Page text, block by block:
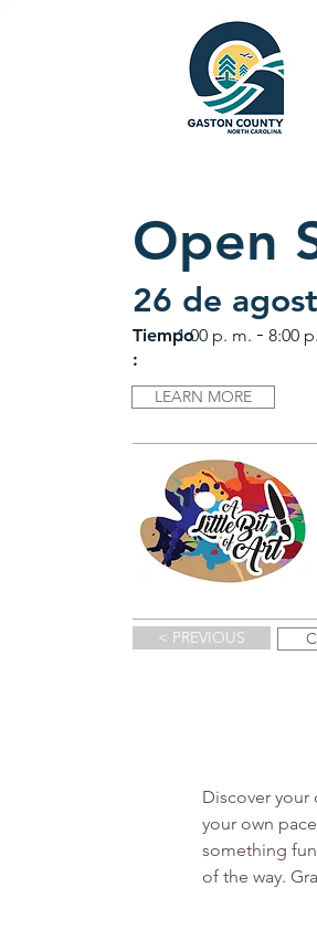
Open
26 de
Tiempo
:
1:00 p. m. - 8:00
LEARN MORE
< PREVIOUS
Discover
your own
something
of the way.